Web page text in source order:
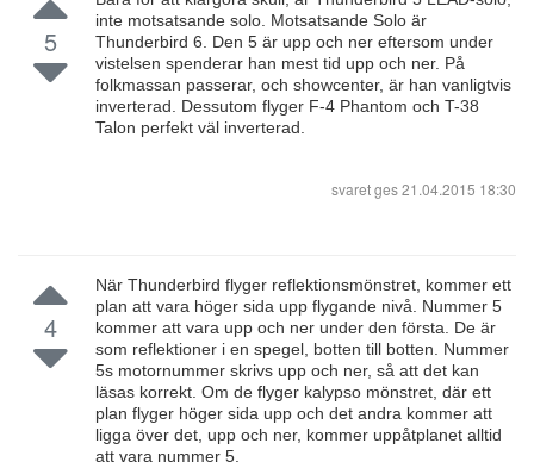
5
inte motsatsande solo. Motsatsande Solo är
Thunderbird 6. Den 5 är upp och ner eftersom under
vistelsen spenderar han mest tid upp och ner. På
folkmassan passerar, och showcenter, är han vanligtvis
inverterad. Dessutom flyger F-4 Phantom och T-38
Talon perfekt väl inverterad.
svaret ges21.04.2015 18:30
4
När Thunderbird flyger reflektionsmönstret, kommer ett
plan att vara höger sida upp flygande nivå. Nummer 5
kommer att vara upp och ner under den första. De är
som reflektioner i en spegel, botten till botten. Nummer
5s motornummer skrivs upp och ner, så att det kan
läsas korrekt. Om de flyger kalypso mönstret, där ett
plan flyger höger sida upp och det andra kommer att
ligga över det, upp och ner, kommer uppåtplanet alltid
att vara nummer 5.